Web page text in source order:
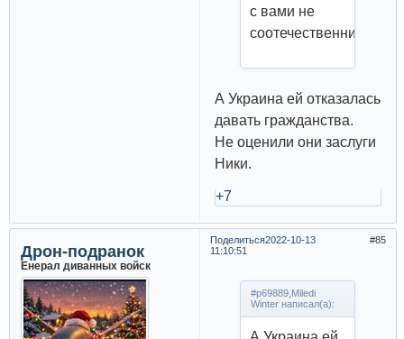
с вами не
соотечественники»
А Украина ей отказалась
давать гражданства.
Не оценили они заслуги
Ники.
+7
Поделиться 85
2022-10-13
11:10:51
Дрон-подранок
Енерал диванных войск
#p69889,Miledi
Winter написал(а):